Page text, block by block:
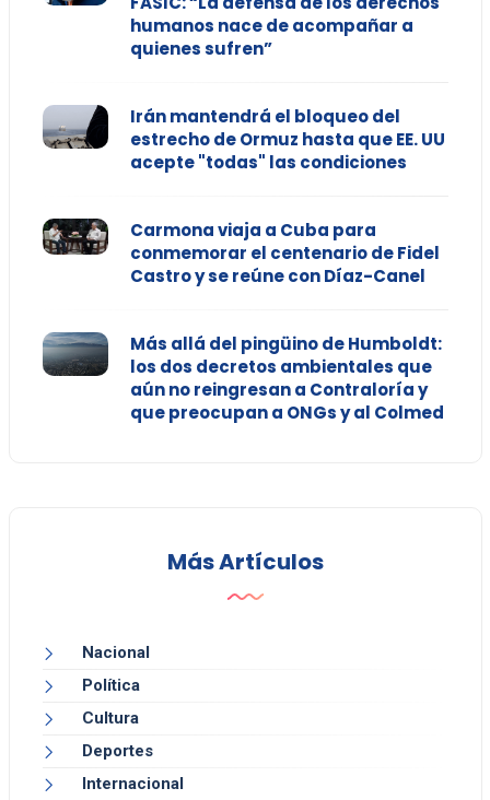
humanos nace de acompañar a
quienes sufren”
Irán mantendrá el bloqueo del
estrecho de Ormuz hasta que EE. UU
acepte "todas" las condiciones
Carmona viaja a Cuba para
conmemorar el centenario de Fidel
Castro y se reúne con Díaz-Canel
Más allá del pingüino de Humboldt:
los dos decretos ambientales que
aún no reingresan a Contraloría y
que preocupan a ONGs y al Colmed
Más Artículos
Nacional
Política
Cultura
Deportes
Internacional